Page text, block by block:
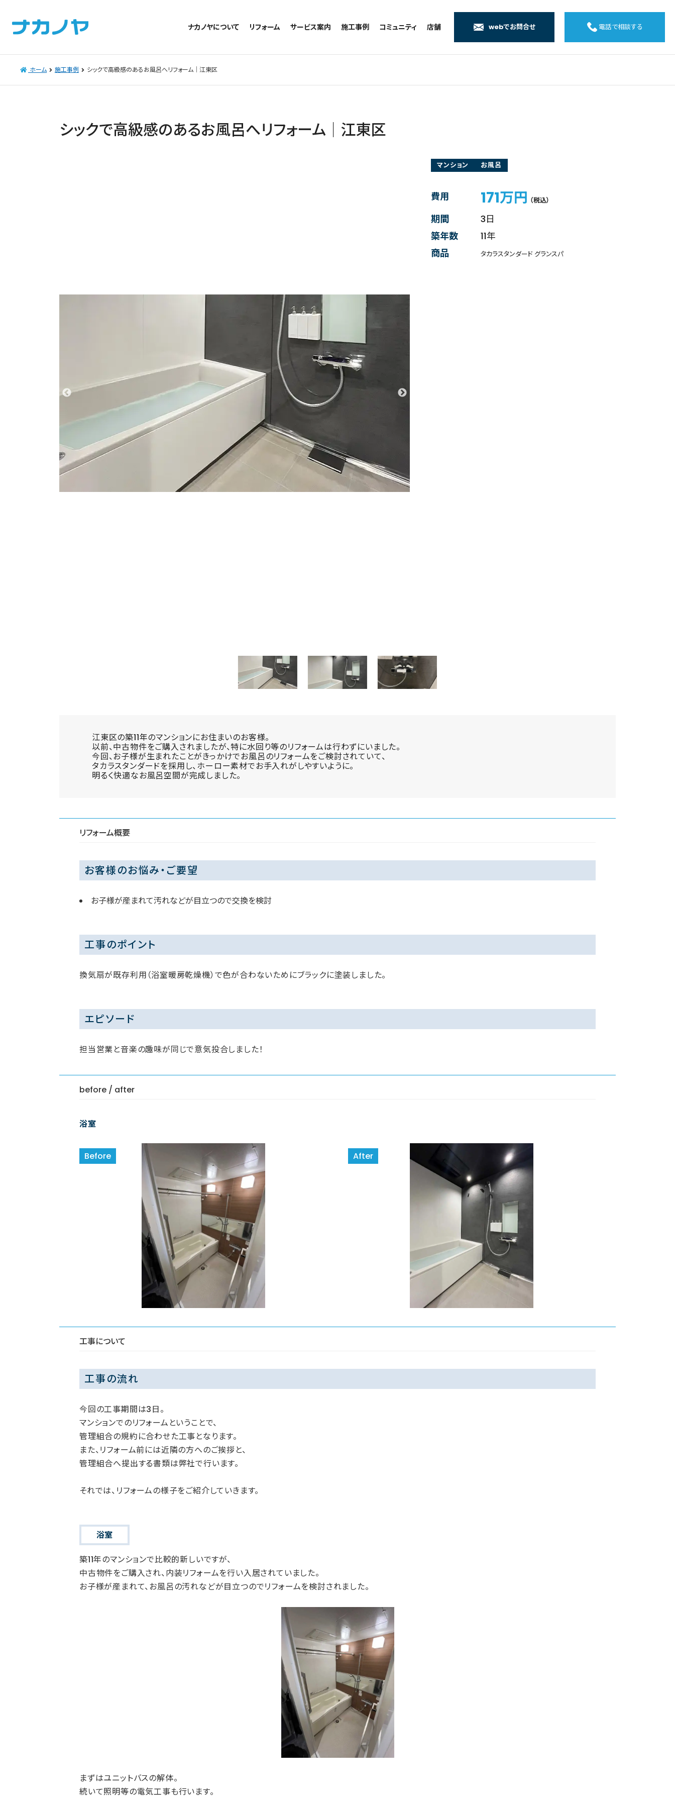
ナカノヤについて リフォーム
お風呂のリフォーム
洗面台のリフォーム
水回りのリフォーム
サービス案内
相談室・よくある質問
施工事例
トイレの施工事例
キッチンの施工事例
コミュニティ
アルブル通信
ブログ
店舗
墨田店
日本橋店
webでお問合せ 電話で相談する
ホーム 施工事例 シックで高級感のあるお風呂へリフォーム｜江東区
シックで高級感のあるお風呂へリフォーム｜江東区
マンション お風呂
費用 171万円 （税込）
期間
3日
築年数
11年
商品
タカラスタンダード グランスパ
江東区の築11年のマンションにお住まいのお客様。
以前、中古物件をご購入されましたが、特に水回り等のリフォームは行わずにいました。
今回、お子様が生まれたことがきっかけでお風呂のリフォームをご検討されていて、
タカラスタンダードを採用し、ホーロー素材でお手入れがしやすいように。
明るく快適なお風呂空間が完成しました。
リフォーム概要
お客様のお悩み・ご要望
お子様が産まれて汚れなどが目立つので交換を検討
工事のポイント
換気扇が既存利用（浴室暖房乾燥機）で色が合わないためにブラックに塗装しました。
エピソード
担当営業と音楽の趣味が同じで意気投合しました！
before / after
浴室
工事について
工事の流れ
今回の工事期間は3日。
マンションでのリフォームということで、
管理組合の規約に合わせた工事となります。
また、リフォーム前には近隣の方へのご挨拶と、
管理組合へ提出する書類は弊社で行います。
それでは、リフォームの様子をご紹介していきます。
浴室
築11年のマンションで比較的新しいですが、
中古物件をご購入され、内装リフォームを行い入居されていました。
お子様が産まれて、お風呂の汚れなどが目立つのでリフォームを検討されました。
まずはユニットバスの解体。
続いて照明等の電気工事も行います。